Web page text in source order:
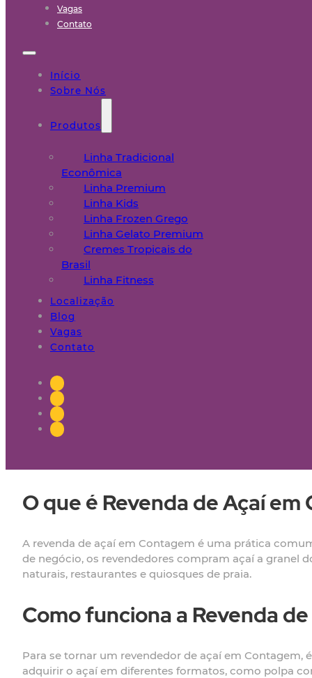
Vagas
Contato
Início
Sobre Nós
Produtos
Linha Tradicional
Econômica
Linha Premium
Linha Kids
Linha Frozen Grego
Linha Gelato Premium
Cremes Tropicais do
Brasil
Linha Fitness
Localização
Blog
Vagas
Contato
O que é Revenda de Açaí em
A revenda de açaí em Contagem é uma prática
de negócio, os revendedores compram açaí a granel
naturais, restaurantes e quiosques de praia.
Como funciona a Revenda
Para se tornar um revendedor de açaí em
adquirir o açaí em diferentes formatos, como polpa